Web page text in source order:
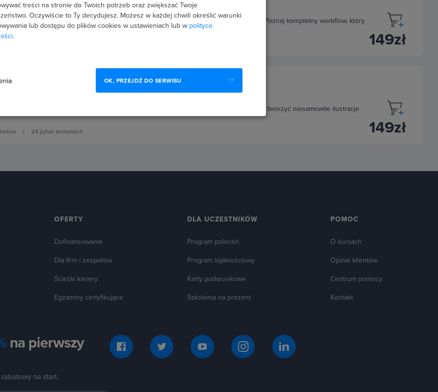
graficznym
tablet graficzny, skonfigurować go i opanować techniki rysowania krok po kroku. Poznaj kompletny workflow, który
rysunki!
149zł
początkujących
tablecie graficznym i poznaj techniki rysowania w Adobe Photoshop, które pozwolą Ci tworzyć niesamowite ilustracje
24 pytań testowych 149zł
OFERTY
Dofinansowanie
Dla firm i zespołów
Ścieżki kariery
Egzaminy certyfikujące
DLA UCZESTNIKÓW
Program poleceń
Program lojalnościowy
Karty podarunkowe
Szkolenia na prezent
POMOC
O kursach
Opinie klientów
Centrum pomocy
Kontakt
na pierwszy
na start.
treści na stronie do Twoich potrzeb oraz zwiększać Twoje
Oczywiście to Ty decydujesz. Możesz w każdej chwili określić warunki
lub dostępu do plików cookies w ustawieniach lub w polityce
.
OK, PRZEJDŹ DO SERWISU